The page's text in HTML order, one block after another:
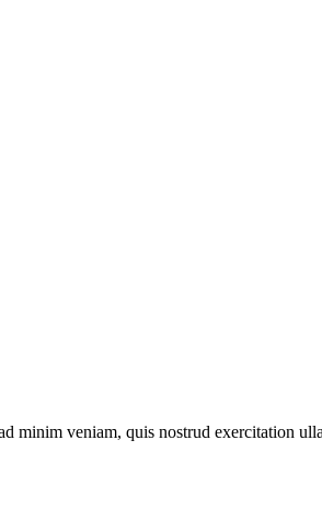
minim veniam, quis nostrud exercitation